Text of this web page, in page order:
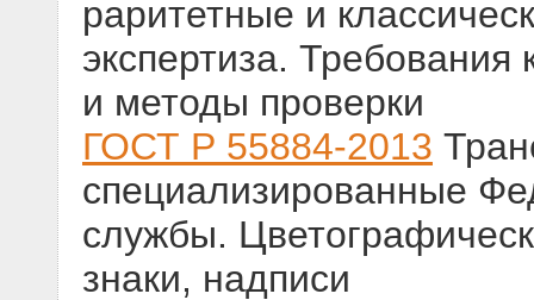
раритетные и
экспертиза. Требования
и методы проверки
ГОСТ Р 55884-2013
специализированные
службы.
знаки, надписи